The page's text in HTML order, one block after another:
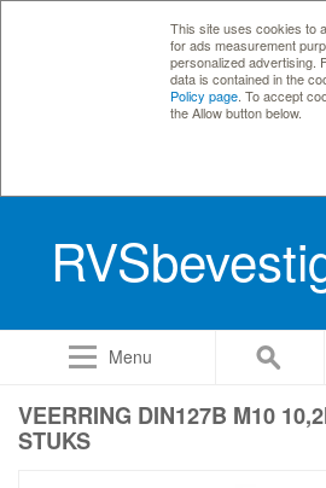
This site uses cookies to
for ads measurement
personalized advertising.
data is contained in the
Policy page . To accept
the Allow button below.
Menu
VEERRING DIN127B M10
STUKS